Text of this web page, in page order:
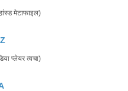
मेटाफाइल)
प्लेयर त्वचा)